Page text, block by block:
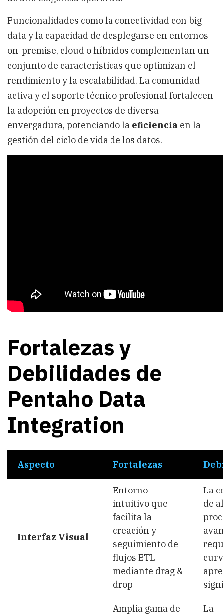
Funcionalidades como la conectividad con big
data y la capacidad de desplegarse en entornos
on-premise, cloud o híbridos complementan un
conjunto de características que optimizan el
rendimiento y la escalabilidad. La comunidad
activa y el soporte técnico profesional fortalecen
la adopción en proyectos de diversa
envergadura, potenciando la eficiencia en la
gestión del ciclo de vida de los datos.
Fortalezas y
Debilidades de
Pentaho Data
Integration
Aspecto Fortalezas
Interfaz Visual
Entorno
intuitivo que
facilita la
creación y
seguimiento de
flujos ETL
mediante drag &
drop
La
de
Amplia gama de
La